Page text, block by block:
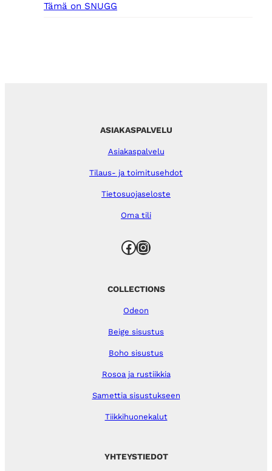
Tämä on SNUGG
ASIAKASPALVELU
Asiakaspalvelu
Tilaus- ja toimitusehdot
Tietosuojaseloste
Oma tili
Facebook Instagram
YHTEYSTIEDOT
COLLECTIONS
Odeon
Beige sisustus
Boho sisustus
Rosoa ja rustiikkia
Samettia sisustukseen
Tiikkihuonekalut